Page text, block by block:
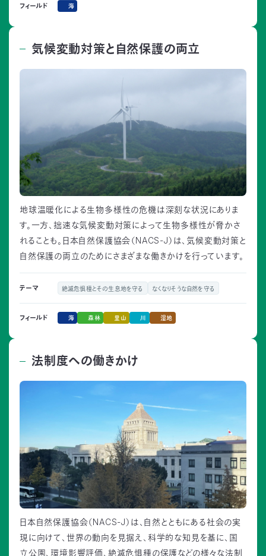
フィールド 海
気候変動対策と自然保護の両立
地球温暖化による生物多様性の危機は深刻な状況にありま
す。一方、拙速な気候変動対策によって生物多様性が脅かさ
れることも。日本自然保護協会（NACS-J）は、気候変動対策と
自然保護の両立のためにさまざまな働きかけを行っています。
テーマ 絶滅危惧種とその生息地を守る なくなりそうな自然を守る
フィールド 海 森林 里山 川 湿地
法制度への働きかけ
日本自然保護協会（NACS-J）は、自然とともにある社会の実
現に向けて、世界の動向を見据え、科学的な知見を基に、国
立公園、環境影響評価、絶滅危惧種の保護などの様々な法制